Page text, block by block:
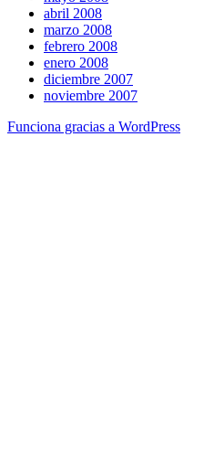
abril 2008
marzo 2008
febrero 2008
enero 2008
diciembre 2007
noviembre 2007
Funciona gracias a WordPress